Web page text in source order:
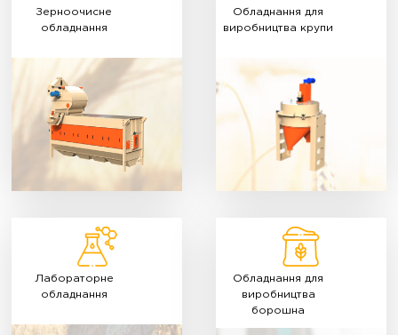
Зерноочисне
обладнання
Обладнання для
виробництва крупи
Лабораторне
обладнання
Обладнання для
виробництва
борошна